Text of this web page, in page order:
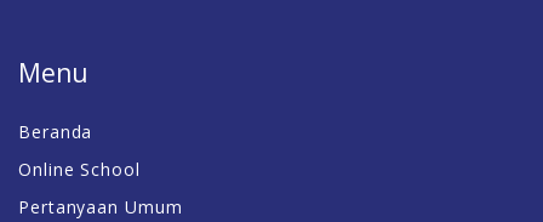
Menu
Beranda
Online School
Pertanyaan Umum